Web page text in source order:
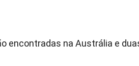
encontradas na Austrália e